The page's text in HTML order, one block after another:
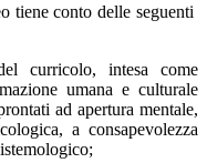
tiene conto delle seguenti
curricolo, intesa come
umana e culturale
ad apertura mentale,
a consapevolezza
;